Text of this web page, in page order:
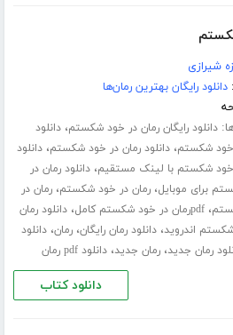
شیرازی
دانلود رایگان بهترین رمان‌ها
دانلود رایگان رمان در خود شکستم،دانلود
خود شکستم،دانلود رمان در خود شکستم،دانلود
خود شکستم با لینک مستقیم،دانلود رمان در
برای موبایل،رمان در خود شکستم،رمان در
،pdfرمان در خود شکستم کامل ،دانلود رمان
اندروید،دانلود رمان رایگان،رمان،دانلود
رمان جدید،رمان جدید،دانلود pdf رمان
دانلود کتاب